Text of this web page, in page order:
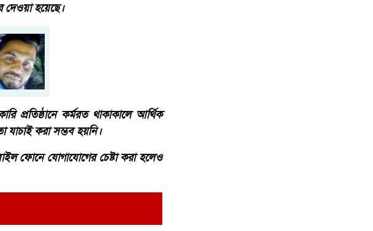
দেওয়া হয়েছে।
প্রতিষ্ঠানে কর্মরত থাকাকালে আর্থিক
যাচাই করা সম্ভব হয়নি।
ফোনে যোগাযোগের চেষ্টা করা হলেও